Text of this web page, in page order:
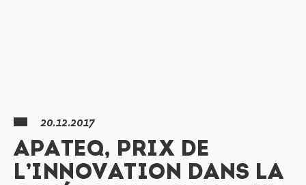
20.12.2017
APATEQ, PRIX DE
L’INNOVATION DANS LA